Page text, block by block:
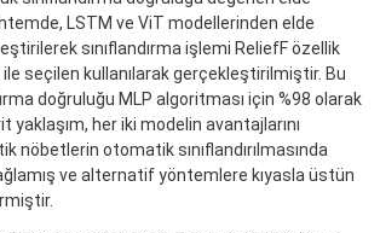
LSTM ve ViT modellerinden elde
sınıflandırma işlemi ReliefF özellik
seçilen kullanılarak gerçekleştirilmiştir. Bu
doğruluğu MLP algoritması için %98 olarak
yaklaşım, her iki modelin avantajlarını
nöbetlerin otomatik sınıflandırılmasında
ve alternatif yöntemlere kıyasla üstün